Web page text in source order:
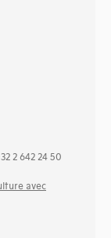
2 642 24 50
avec